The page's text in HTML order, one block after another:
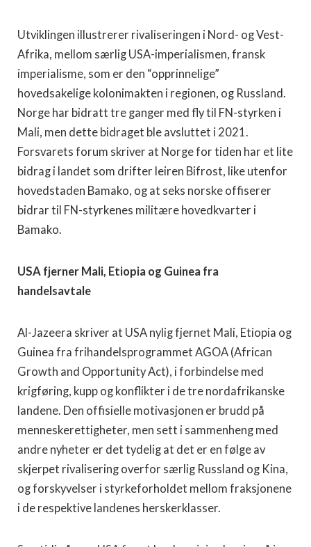
Utviklingen illustrerer rivaliseringen i Nord- og Vest-
Afrika, mellom særlig USA-imperialismen, fransk
imperialisme, som er den “opprinnelige”
hovedsakelige kolonimakten i regionen, og Russland.
Norge har bidratt tre ganger med fly til FN-styrken i
Mali, men dette bidraget ble avsluttet i 2021.
Forsvarets forum skriver at Norge for tiden har et lite
bidrag i landet som drifter leiren Bifrost, like utenfor
hovedstaden Bamako, og at seks norske offiserer
bidrar til FN-styrkenes militære hovedkvarter i
Bamako.
USA fjerner Mali, Etiopia og Guinea fra
handelsavtale
Al-Jazeera skriver at USA nylig fjernet Mali, Etiopia og
Guinea fra frihandelsprogrammet AGOA (African
Growth and Opportunity Act), i forbindelse med
krigføring, kupp og konflikter i de tre nordafrikanske
landene. Den offisielle motivasjonen er brudd på
menneskerettigheter, men sett i sammenheng med
andre nyheter er det tydelig at det er en følge av
skjerpet rivalisering overfor særlig Russland og Kina,
og forskyvelser i styrkeforholdet mellom fraksjonene
i de respektive landenes herskerklasser.